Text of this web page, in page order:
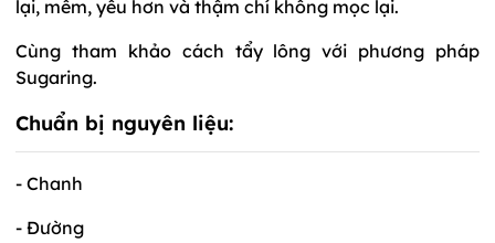
lại, mềm, yếu hơn và thậm chí không mọc lại.
Cùng tham khảo cách tẩy lông với phương pháp
Sugaring.
Chuẩn bị nguyên liệu:
- Chanh
- Đường